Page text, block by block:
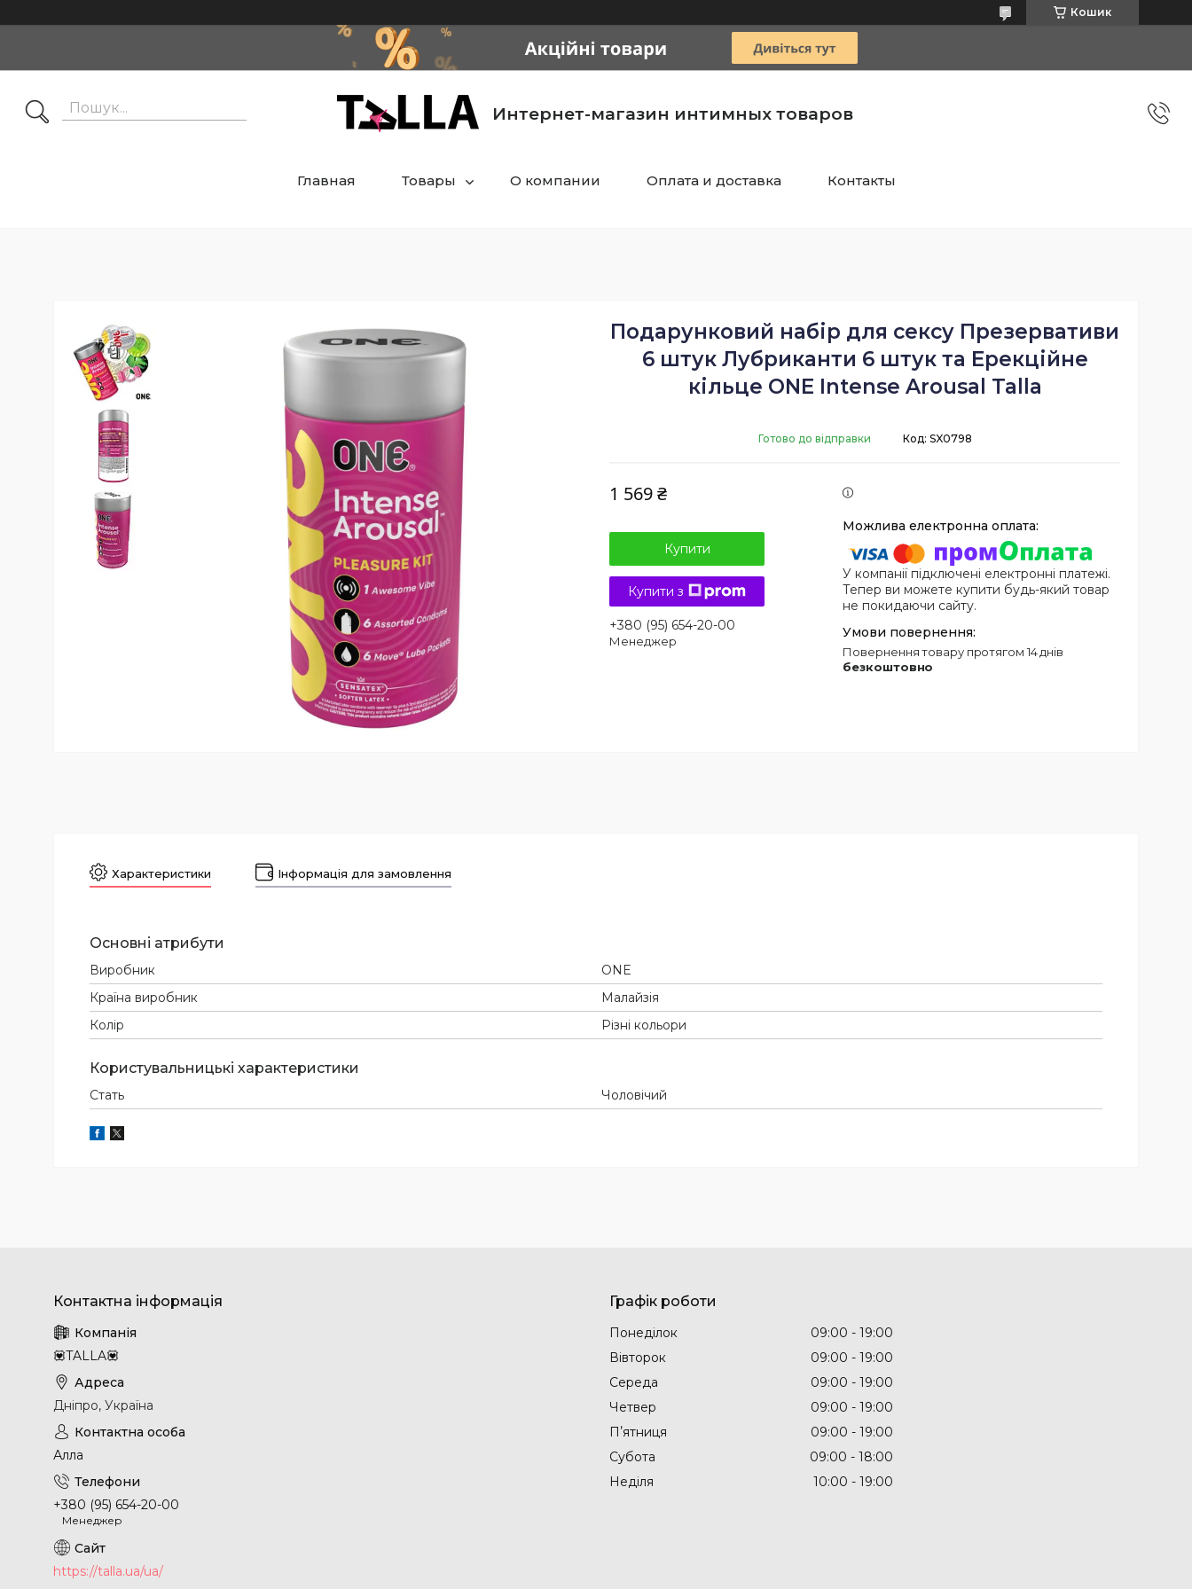
Кошик
Интернет-магазин интимных товаров
Главная Товары О компании Оплата и доставка Контакты
Подарунковий набір для сексу Презервативи
6 штук Лубриканти 6 штук та Ерекційне
кільце ONE Intense Arousal Talla
Готово до відправки Код: SX0798
1 569 ₴
Купити
Купити з
+380 (95) 654-20-00
Менеджер
У компанії підключені електронні платежі.
Тепер ви можете купити будь-який товар
не покидаючи сайту.
повернення товару протягом 14 днів
безкоштовно
Характеристики Інформація для замовлення
Основні атрибути
Виробник
ONE
Країна виробник
Малайзія
Колір
Різні кольори
Користувальницькі характеристики
Стать Чоловічий
💟TALLA💟
Дніпро, Україна
Алла
+380 (95) 654-20-00
Менеджер
https://talla.ua/ua/
Графік роботи
Понеділок 09:00
19:00
Вівторок
09:00
19:00
Середа
09:00
19:00
Четвер
09:00
19:00
Пʼятниця
09:00
19:00
Субота
09:00
18:00
Неділя
10:00 19:00